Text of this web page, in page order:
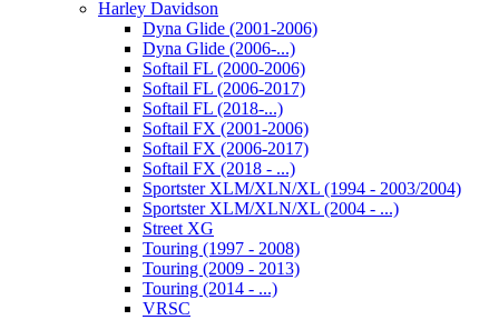
Harley Davidson
Dyna Glide (2001-2006)
Dyna Glide (2006-...)
Softail FL (2000-2006)
Softail FL (2006-2017)
Softail FL (2018-...)
Softail FX (2001-2006)
Softail FX (2006-2017)
Softail FX (2018 - ...)
Sportster XLM/XLN/XL (1994 - 2003/2004)
Sportster XLM/XLN/XL (2004 - ...)
Street XG
Touring (1997 - 2008)
Touring (2009 - 2013)
Touring (2014 - ...)
VRSC